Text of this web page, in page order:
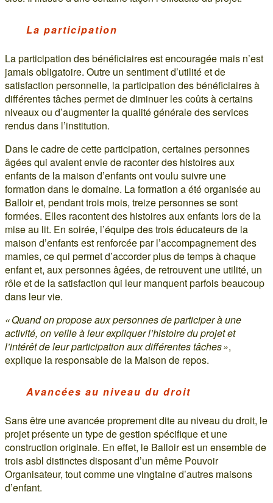
La participation
La participation des bénéficiaires est encouragée mais n’est
jamais obligatoire. Outre un sentiment d’utilité et de
satisfaction personnelle, la participation des bénéficiaires à
différentes tâches permet de diminuer les coûts à certains
niveaux ou d’augmenter la qualité générale des services
rendus dans l’institution.
Dans le cadre de cette participation, certaines personnes
âgées qui avaient envie de raconter des histoires aux
enfants de la maison d’enfants ont voulu suivre une
formation dans le domaine. La formation a été organisée au
Balloir et, pendant trois mois, treize personnes se sont
formées. Elles racontent des histoires aux enfants lors de la
mise au lit. En soirée, l’équipe des trois éducateurs de la
maison d’enfants est renforcée par l’accompagnement des
mamies, ce qui permet d’accorder plus de temps à chaque
enfant et, aux personnes âgées, de retrouvent une utilité, un
rôle et de la satisfaction qui leur manquent parfois beaucoup
dans leur vie.
« Quand on propose aux personnes de participer à une
activité, on veille à leur expliquer l’histoire du projet et
l’intérêt de leur participation aux différentes tâches »,
explique la responsable de la Maison de repos.
Avancées au niveau du droit
Sans être une avancée proprement dite au niveau du droit, le
projet présente un type de gestion spécifique et une
construction originale. En effet, le Balloir est un ensemble de
trois asbl distinctes disposant d’un même Pouvoir
Organisateur, tout comme une vingtaine d’autres maisons
d’enfant.